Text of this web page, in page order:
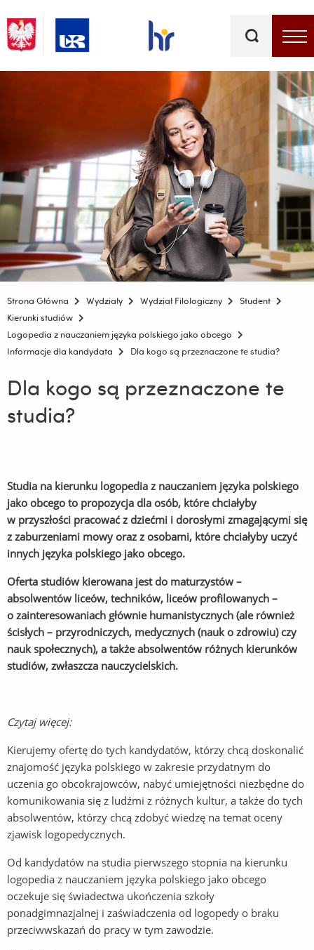
kluczowe
Strona Główna Wydziały Wydział Filologiczny
Student
Kierunki studiów
Logopedia z nauczaniem języka polskiego jako obcego
Informacje dla kandydata
Dla kogo są przeznaczone te studia?
Dla kogo są przeznaczone te
studia?
Studia na kierunku logopedia z nauczaniem języka polskiego
jako obcego to propozycja dla osób, które chciałyby
w przyszłości pracować z dziećmi i dorosłymi zmagającymi się
z zaburzeniami mowy oraz z osobami, które chciałyby uczyć
innych języka polskiego jako obcego.
Oferta studiów kierowana jest do maturzystów –
absolwentów liceów, techników, liceów profilowanych –
o zainteresowaniach głównie humanistycznych (ale również
ścisłych – przyrodniczych, medycznych (nauk o zdrowiu) czy
nauk społecznych), a także absolwentów różnych kierunków
studiów, zwłaszcza nauczycielskich.
Czytaj więcej:
Kierujemy ofertę do tych kandydatów, którzy chcą doskonalić
znajomość języka polskiego w zakresie przydatnym do
uczenia go obcokrajowców, nabyć umiejętności niezbędne do
komunikowania się z ludźmi z różnych kultur, a także do tych
absolwentów, którzy chcą zdobyć wiedzę na temat oceny
zjawisk logopedycznych.
Od kandydatów na studia pierwszego stopnia na kierunku
logopedia z nauczaniem języka polskiego jako obcego
oczekuje się świadectwa ukończenia szkoły
ponadgimnazjalnej i zaświadczenia od logopedy o braku
przeciwwskazań do pracy w tym zawodzie.